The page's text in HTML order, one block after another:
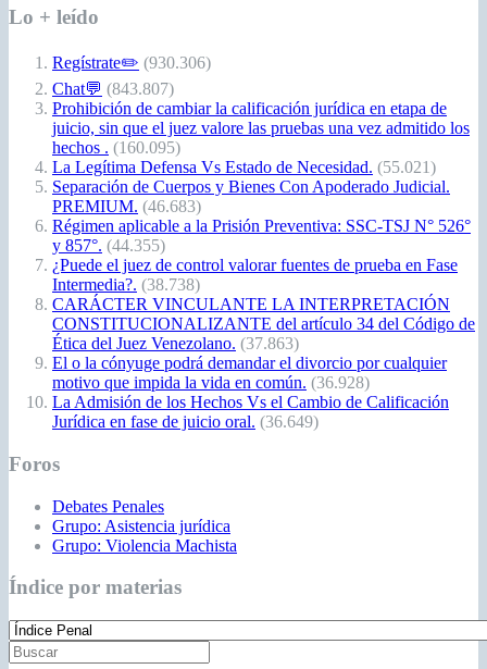
Lo + leído
Regístrate✏️ (930.306)
Chat💬 (843.807)
Prohibición de cambiar la calificación jurídica en etapa de
juicio, sin que el juez valore las pruebas una vez admitido los
hechos . (160.095)
La Legítima Defensa Vs Estado de Necesidad. (55.021)
Separación de Cuerpos y Bienes Con Apoderado Judicial.
PREMIUM. (46.683)
Régimen aplicable a la Prisión Preventiva: SSC-TSJ N° 526°
y 857°. (44.355)
¿Puede el juez de control valorar fuentes de prueba en Fase
Intermedia?. (38.738)
CARÁCTER VINCULANTE LA INTERPRETACIÓN
CONSTITUCIONALIZANTE del artículo 34 del Código de
Ética del Juez Venezolano. (37.863)
El o la cónyuge podrá demandar el divorcio por cualquier
motivo que impida la vida en común. (36.928)
La Admisión de los Hechos Vs el Cambio de Calificación
Jurídica en fase de juicio oral. (36.649)
Foros
Debates Penales
Grupo: Asistencia jurídica
Grupo: Violencia Machista
Índice por materias